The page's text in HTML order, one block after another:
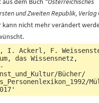
und Zweiten Republik, Verlag
kann nicht mehr verändert
I. Ackerl, F.
das Wissensnetz,
Bücher/